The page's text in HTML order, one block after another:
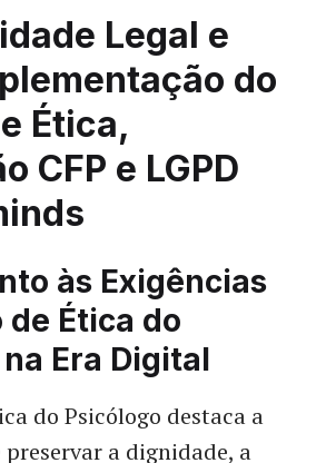
Legal e
do
Ética,
CFP e LGPD
às Exigências
de Ética do
Era Digital
do Psicólogo destaca a
preservar a dignidade, a